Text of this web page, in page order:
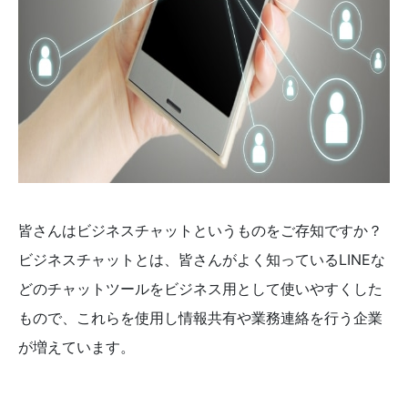
皆さんはビジネスチャットというものをご存知ですか？
ビジネスチャットとは、皆さんがよく知っているLINEな
どのチャットツールをビジネス用として使いやすくした
もので、これらを使用し情報共有や業務連絡を行う企業
が増えています。